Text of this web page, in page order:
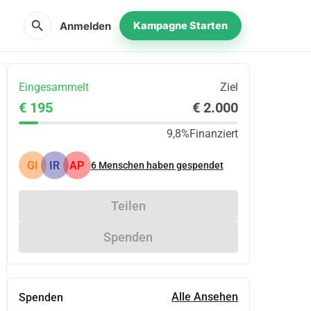
search Anmelden Kampagne Starten
Eingesammelt Ziel
€ 195 € 2.000
9,8%Finanziert
GI IR AP 6 Menschen haben gespendet
Teilen
Spenden
Spenden Alle Ansehen